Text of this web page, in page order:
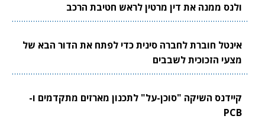
ולנס ממנה את דין מרטין לראש חטיבת הרכב
אינטל חוברת לחברה סינית כדי לפתח את הדור הבא של
מצעי הזכוכית לשבבים
קיידנס השיקה "סוכן-על" לתכנון מארזים מתקדמים ו-
PCB